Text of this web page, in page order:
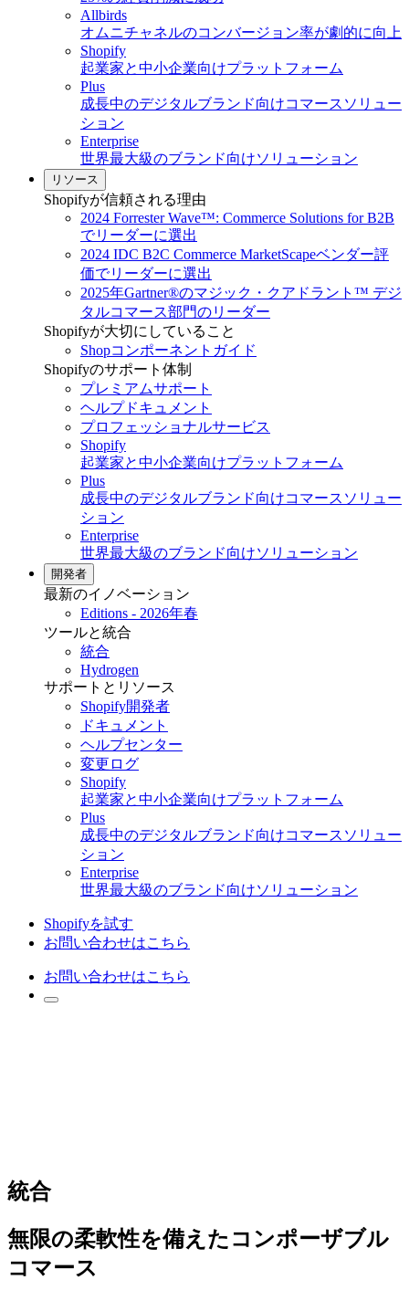
Allbirds
オムニチャネルのコンバージョン率が劇的に向上
Shopify
起業家と中小企業向けプラットフォーム
Plus
成長中のデジタルブランド向けコマースソリュー
ション
Enterprise
世界最大級のブランド向けソリューション
リソース
Shopifyが信頼される理由
2024 Forrester Wave™: Commerce Solutions for B2B
でリーダーに選出
2024 IDC B2C Commerce MarketScapeベンダー評
価でリーダーに選出
2025年Gartner®のマジック・クアドラント™ デジ
タルコマース部門のリーダー
Shopifyが大切にしていること
Shopコンポーネントガイド
Shopifyのサポート体制
プレミアムサポート
ヘルプドキュメント
プロフェッショナルサービス
Shopify
起業家と中小企業向けプラットフォーム
Plus
成長中のデジタルブランド向けコマースソリュー
ション
Enterprise
世界最大級のブランド向けソリューション
開発者
最新のイノベーション
Editions - 2026年春
ツールと統合
統合
Hydrogen
サポートとリソース
Shopify開発者
ドキュメント
ヘルプセンター
変更ログ
Shopify
起業家と中小企業向けプラットフォーム
Plus
成長中のデジタルブランド向けコマースソリュー
ション
Enterprise
世界最大級のブランド向けソリューション
Shopifyを試す
お問い合わせはこちら
お問い合わせはこちら
統合
無限の柔軟性を備えたコンポーザブル
コマース